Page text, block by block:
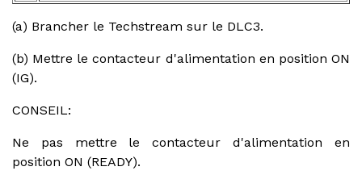
(a) Brancher le Techstream sur le DLC3.
(b) Mettre le contacteur d'alimentation en position ON
(IG).
CONSEIL:
Ne pas mettre le contacteur d'alimentation en
position ON (READY).